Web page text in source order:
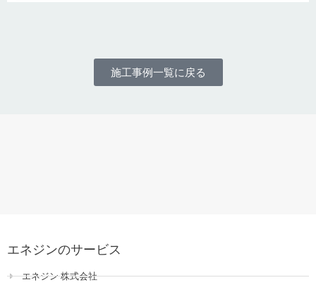
施工事例一覧に戻る
エネジンのサービス
エネジン 株式会社